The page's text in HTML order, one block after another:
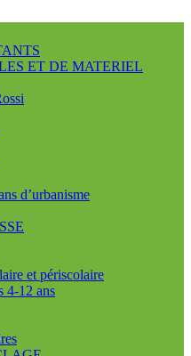
ET DE MATERIEL
d’urbanisme
et périscolaire
4-12 ans